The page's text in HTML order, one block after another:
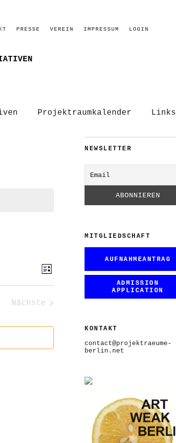
PRESSE VEREIN IMPRESSUM LOGIN
Projektraumkalender Links
ANSICHTEN-
NAVIGATION
VERANSTALTUNG
ANSICHTEN-
Liste
Nächste
NEWSLETTER
MITGLIEDSCHAFT
AUFNAHMEANTRAG
ADMISSION
APPLICATION
KONTAKT
contact@projektraeume-
berlin.net